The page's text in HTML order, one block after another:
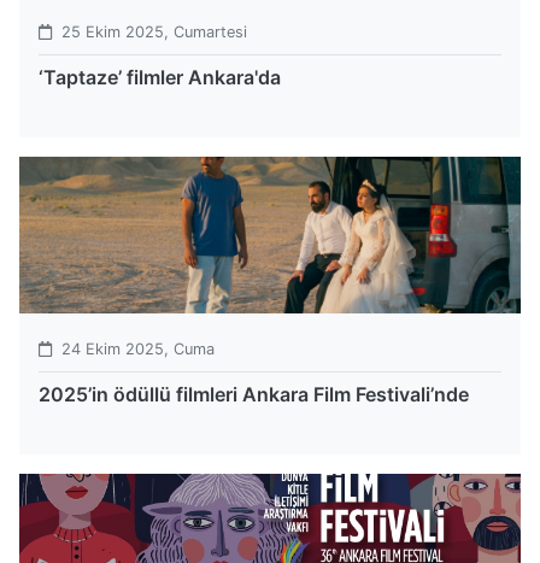
25 Ekim 2025, Cumartesi
‘Taptaze’ filmler Ankara'da
24 Ekim 2025, Cuma
2025’in ödüllü filmleri Ankara Film Festivali’nde